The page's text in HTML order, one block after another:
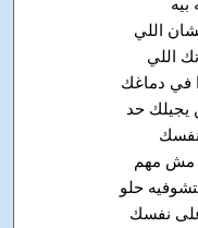
اللي
اللي
في دماغك
يجيلك حد
نفسك
مش مهم
حلو
نفسك